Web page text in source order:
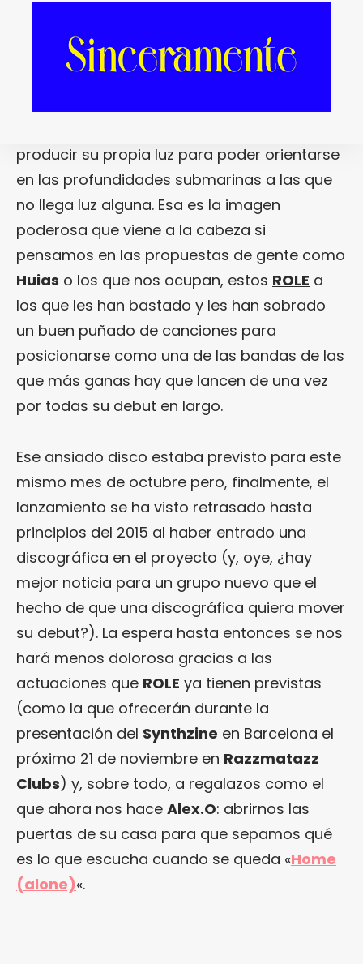
advirtiéndolo: el pop de nuestro país está a
punto de entrar en una época oscura. ¿La
producir su propia luz para poder orientarse
en las profundidades submarinas a las que
no llega luz alguna. Esa es la imagen
poderosa que viene a la cabeza si
pensamos en las propuestas de gente como
Huias o los que nos ocupan, estos ROLE a
los que les han bastado y les han sobrado
un buen puñado de canciones para
posicionarse como una de las bandas de las
que más ganas hay que lancen de una vez
por todas su debut en largo.
Ese ansiado disco estaba previsto para este
mismo mes de octubre pero, finalmente, el
lanzamiento se ha visto retrasado hasta
principios del 2015 al haber entrado una
discográfica en el proyecto (y, oye, ¿hay
mejor noticia para un grupo nuevo que el
hecho de que una discográfica quiera mover
su debut?). La espera hasta entonces se nos
hará menos dolorosa gracias a las
actuaciones que ROLE ya tienen previstas
(como la que ofrecerán durante la
presentación del Synthzine en Barcelona el
próximo 21 de noviembre en Razzmatazz
Clubs) y, sobre todo, a regalazos como el
que ahora nos hace Alex.O: abrirnos las
puertas de su casa para que sepamos qué
es lo que escucha cuando se queda «Home
(alone)«.